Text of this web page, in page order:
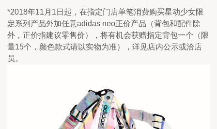
*2018年11月1日起，在指定门店单笔消费购买星动少女限
定系列产品外加任意adidas neo正价产品（背包和配件除
外，正价指建议零售价），将有机会获赠指定背包一个（限
量15个，颜色款式请以实物为准），详见店内公示或洽店
员。